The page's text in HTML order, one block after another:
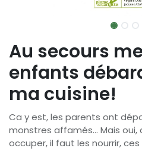
Au secours
enfants
ma cuisine!
Ca y est, les parents ont
monstres affamés... Mais
occuper, il faut les nourrir,